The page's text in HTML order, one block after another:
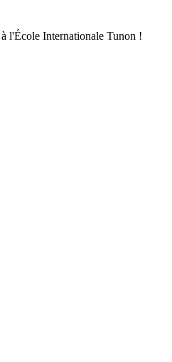
l'École Internationale Tunon !